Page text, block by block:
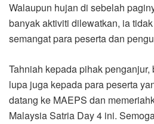
Walaupun hujan di sebelah
banyak aktiviti dilewatkan, ia
semangat para peserta dan
Tahniah kepada pihak
lupa juga kepada para peserta
datang ke MAEPS dan
Malaysia Satria Day 4 ini.